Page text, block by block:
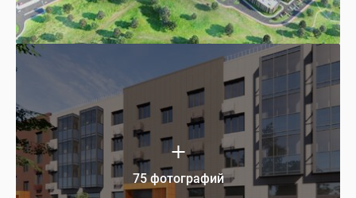
75 фотографий